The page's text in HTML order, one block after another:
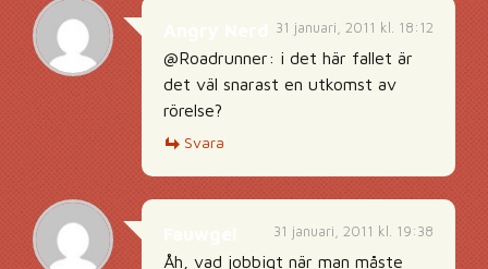
31 januari, 2011 kl. 18:12
@Roadrunner: i det här fallet är
det väl snarast en utkomst av
rörelse?
Svara
31 januari, 2011 kl. 19:38
Åh, vad jobbigt när man måste